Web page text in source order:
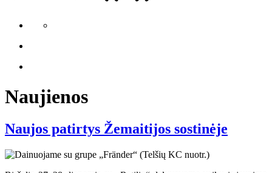
Naujienos
Naujos patirtys Žemaitijos sostinėje